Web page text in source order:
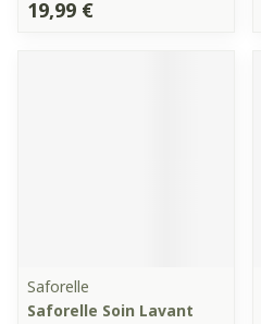
19,99 €
Saforelle
Saforelle Soin Lavant